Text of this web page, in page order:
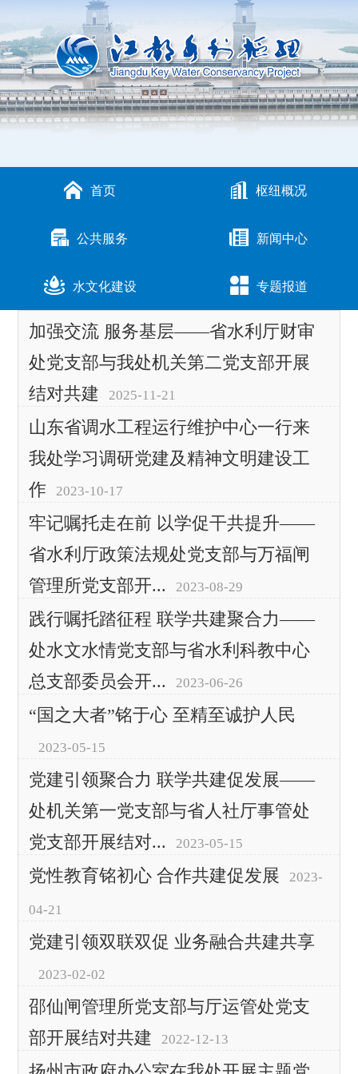
首页 枢纽概况
公共服务 新闻中心
水文化建设 专题报道
加强交流 服务基层——省水利厅财审
处党支部与我处机关第二党支部开展
结对共建
2025-11-21
山东省调水工程运行维护中心一行来
我处学习调研党建及精神文明建设工
作
2023-10-17
牢记嘱托走在前 以学促干共提升——
省水利厅政策法规处党支部与万福闸
管理所党支部开...
2023-08-29
践行嘱托踏征程 联学共建聚合力——
处水文水情党支部与省水利科教中心
总支部委员会开...
2023-06-26
“国之大者”铭于心 至精至诚护人民
2023-05-15
党建引领聚合力 联学共建促发展——
处机关第一党支部与省人社厅事管处
党支部开展结对...
2023-05-15
党性教育铭初心 合作共建促发展 2023-
04-21
党建引领双联双促 业务融合共建共享
2023-02-02
邵仙闸管理所党支部与厅运管处党支
部开展结对共建
2022-12-13